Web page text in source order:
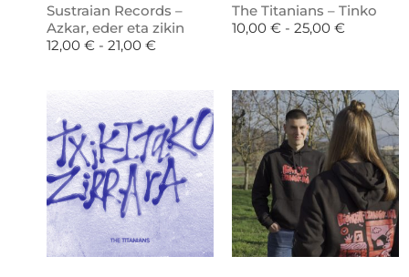
Sustraian Records –
Azkar, eder eta zikin
12,00 € - 21,00 €
The Titanians – Tinko
10,00 € - 25,00 €